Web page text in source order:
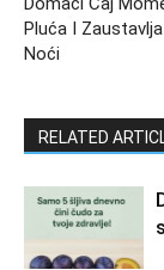
Pluća I
Noći
RELATED